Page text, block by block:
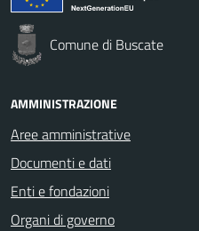
Comune di Buscate
AMMINISTRAZIONE
Aree amministrative
Documenti e dati
Enti e fondazioni
Organi di governo